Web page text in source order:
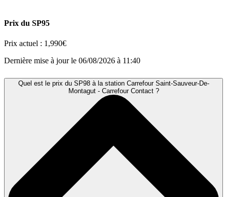
Prix du SP95
Prix actuel : 1,990€
Dernière mise à jour le 06/08/2026 à 11:40
Quel est le prix du SP98 à la station Carrefour Saint-Sauveur-De-
Montagut - Carrefour Contact ?